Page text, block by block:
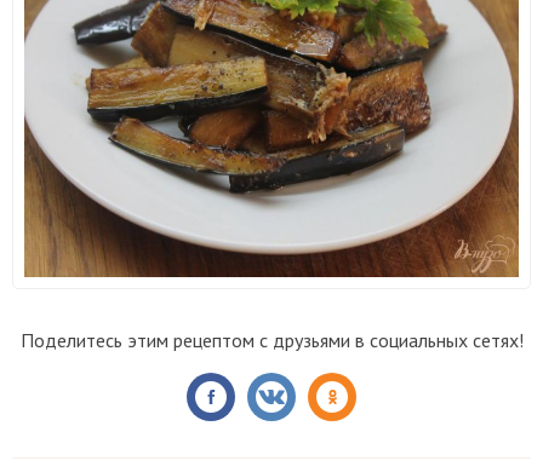
Поделитесь этим рецептом с друзьями в социальных сетях!